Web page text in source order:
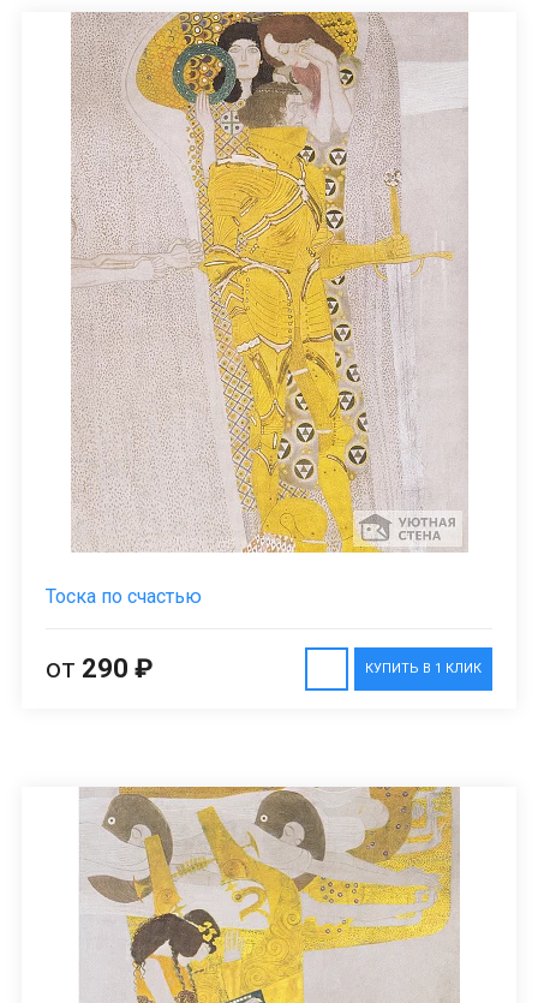
Тоска по счастью
КУПИТЬ В 1 КЛИК
от 290 ₽